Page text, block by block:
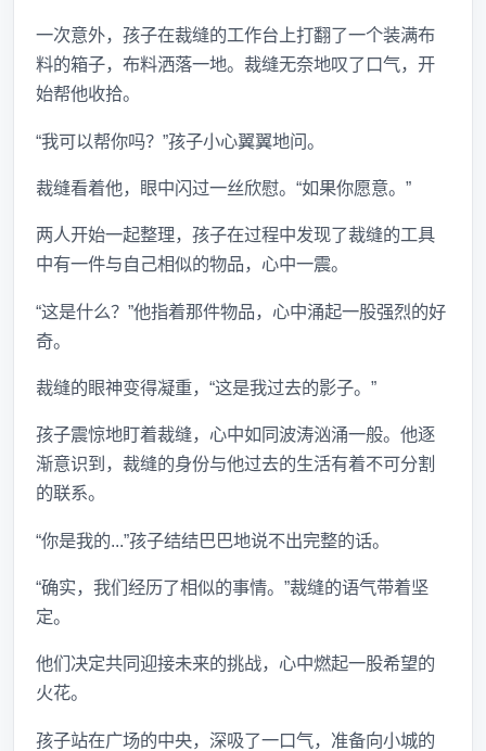
一次意外，孩子在裁缝的工作台上打翻了一个装满布
料的箱子，布料洒落一地。裁缝无奈地叹了口气，开
始帮他收拾。
“我可以帮你吗？”孩子小心翼翼地问。
裁缝看着他，眼中闪过一丝欣慰。“如果你愿意。”
两人开始一起整理，孩子在过程中发现了裁缝的工具
中有一件与自己相似的物品，心中一震。
“这是什么？”他指着那件物品，心中涌起一股强烈的好
奇。
裁缝的眼神变得凝重，“这是我过去的影子。”
孩子震惊地盯着裁缝，心中如同波涛汹涌一般。他逐
渐意识到，裁缝的身份与他过去的生活有着不可分割
的联系。
“你是我的...”孩子结结巴巴地说不出完整的话。
“确实，我们经历了相似的事情。”裁缝的语气带着坚
定。
他们决定共同迎接未来的挑战，心中燃起一股希望的
火花。
孩子站在广场的中央，深吸了一口气，准备向小城的